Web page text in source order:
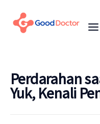
Perdarahan
Yuk, Kenali